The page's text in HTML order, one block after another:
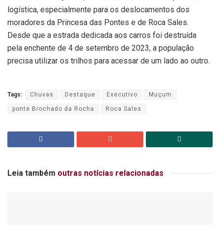
logística, especialmente para os deslocamentos dos
moradores da Princesa das Pontes e de Roca Sales.
Desde que a estrada dedicada aos carros foi destruída
pela enchente de 4 de setembro de 2023, a população
precisa utilizar os trilhos para acessar de um lado ao outro.
Tags: Chuvas Destaque Executivo Muçum
ponte Brochado da Rocha Roca Sales
Leia também outras notícias relacionadas